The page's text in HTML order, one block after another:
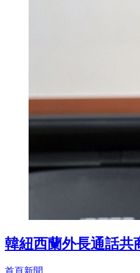
韓紐西蘭外長通話共
首頁新聞